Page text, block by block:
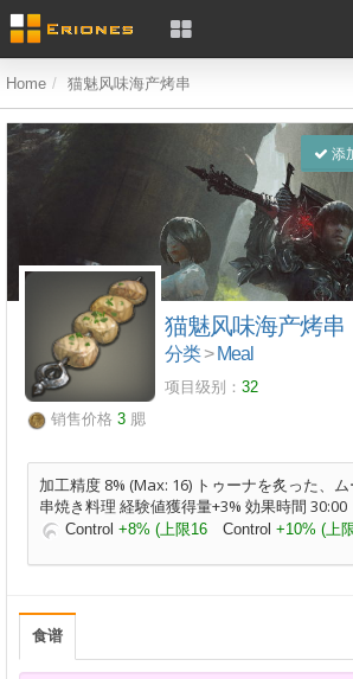
Home 猫魅风味海产烤串
添
猫魅风味海产烤串
分类> Meal
项目级别： 32
销售价格 3 腮
加工精度 8% (Max: 16) トゥーナを炙った、
串焼き料理 経験値獲得量+3% 効果時間 30:00
Control +8% (上限16 Control +10% (上
食谱